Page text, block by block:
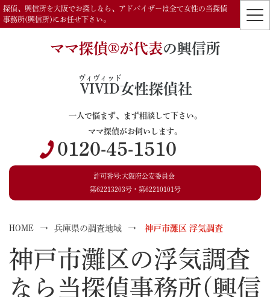
探偵、興信所を大阪でお探しなら、アドバイザーは全て女性の当探偵
事務所(興信所)にお任せ下さい。
ママ探偵®️が代表の興信所
VIVID
ヴィヴィッド
女性探偵社
一人で悩まず、まず相談して下さい。
ママ探偵がお伺いします。
0120-45-1510
許可番号:大阪府公安委員会
第62213203号・第62210101号
HOME 兵庫県の調査地域 神戸市灘区 浮気調査
神戸市灘区の浮気調査
なら当探偵事務所(興信